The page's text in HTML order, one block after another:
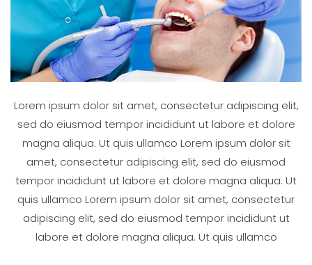
Lorem ipsum dolor sit amet, consectetur adipiscing elit,
sed do eiusmod tempor incididunt ut labore et dolore
magna aliqua. Ut quis ullamco Lorem ipsum dolor sit
amet, consectetur adipiscing elit, sed do eiusmod
tempor incididunt ut labore et dolore magna aliqua. Ut
quis ullamco Lorem ipsum dolor sit amet, consectetur
adipiscing elit, sed do eiusmod tempor incididunt ut
labore et dolore magna aliqua. Ut quis ullamco